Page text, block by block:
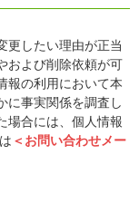
更したい理由が正当
および削除依頼が可
報の利用において本
に事実関係を調査し
場合には、個人情報
＜お問い合わせメー